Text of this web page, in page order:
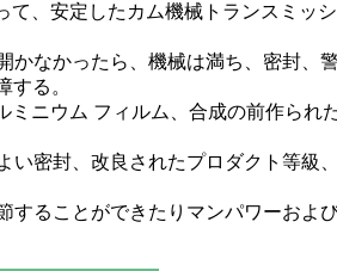
、安定したカム機械トランスミッ
なかったら、機械は満ち、密封、
る。
ニウム フィルム、合成の前作ら
密封、改良されたプロダクト等級
ることができたりマンパワーおよ